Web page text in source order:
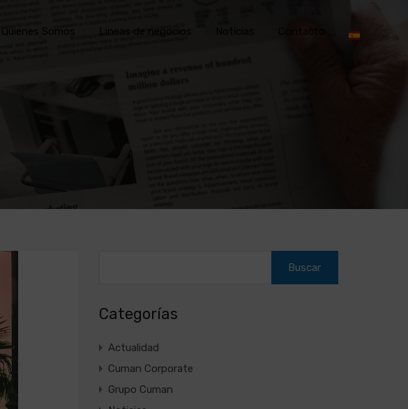
Categorías
Actualidad
Cuman Corporate
Grupo Cuman